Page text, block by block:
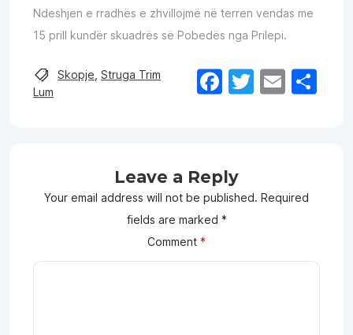
Ndeshjen e rradhës e zhvillojmë në terren vendas me
15 prill kundër skuadrës së Pobedës nga Prilepi.
Skopje Struga Trim
Lum
Facebook
Twitter
Email
Leave a Reply
Your email address will not be published. Required
fields are marked *
Comment *